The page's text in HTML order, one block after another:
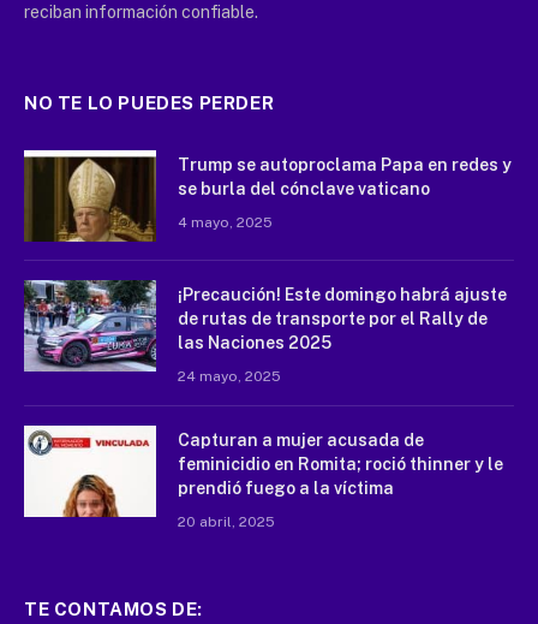
reciban información confiable.
NO TE LO PUEDES PERDER
Trump se autoproclama Papa en redes y
se burla del cónclave vaticano
4 mayo, 2025
¡Precaución! Este domingo habrá ajuste
de rutas de transporte por el Rally de
las Naciones 2025
24 mayo, 2025
Capturan a mujer acusada de
feminicidio en Romita; roció thinner y le
prendió fuego a la víctima
20 abril, 2025
TE CONTAMOS DE: